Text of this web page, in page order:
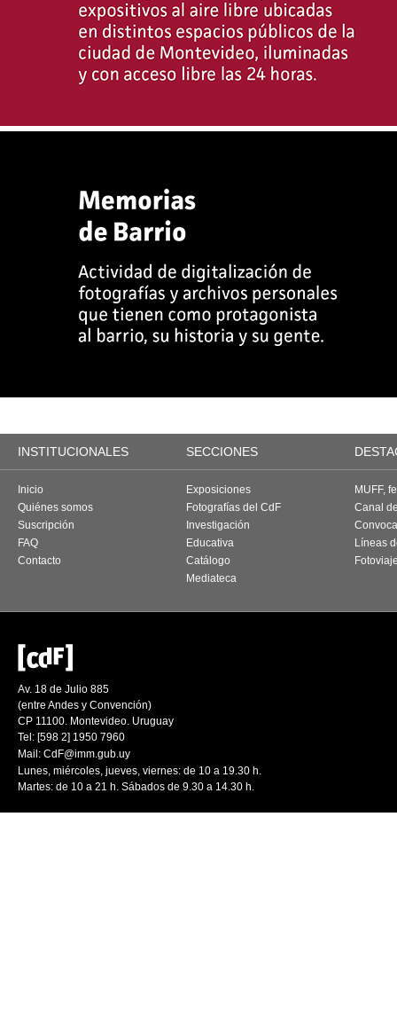
INSTITUCIONALES SECCIONES
Inicio
Quiénes somos
Suscripción
FAQ
Contacto
Exposiciones
Fotografías del CdF
Investigación
Educativa
Catálogo
Mediateca
MUFF,
Canal
Líneas
Av. 18 de Julio 885
(entre Andes y Convención)
CP 11100. Montevideo. Uruguay
Tel: [598 2] 1950 7960
Mail: CdF@imm.gub.uy
Lunes, miércoles, jueves, viernes: de 10 a 19.30 h.
Martes: de 10 a 21 h. Sábados de 9.30 a 14.30 h.